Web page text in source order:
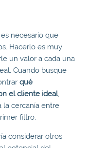
necesario que
Hacerlo es muy
un valor a cada una
Cuando busque
qué
el cliente ideal,
la cercanía entre
filtro.
considerar otros